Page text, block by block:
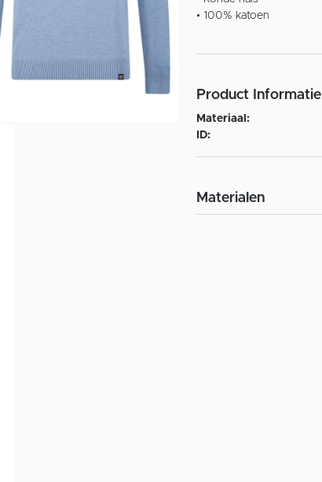
• 100% katoen
Product Informatie
Materiaal:
ID:
Materialen